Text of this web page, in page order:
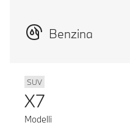
Benzina
SUV
X7
Modelli